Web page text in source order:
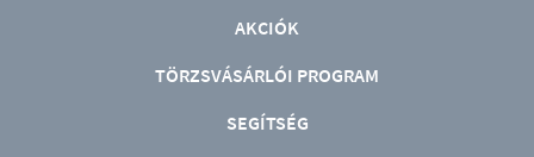
AKCIÓK
TÖRZSVÁSÁRLÓI PROGRAM
SEGÍTSÉG